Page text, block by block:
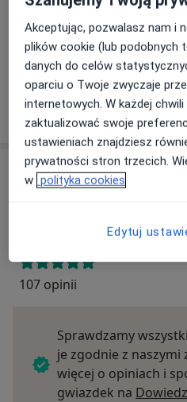
prywatnych. Możesz
znaleźć innego specjalistę,
ubezpieczenie.
Szukaj specjalistów
Opinie
Dodaj
107 opinii
Sprawdzamy
je zgodnie z naszymi
więcej o opiniach i
gwiazdek na
Akceptując, pozwalasz nam i
plików cookie (lub podobnych
danych do celów
oparciu o Twoje zwyczaje
internetowych. W każdej
zaktualizować swoje
ustawieniach znajdziesz
prywatności stron trzecich.
w polityka cookies
Edytuj